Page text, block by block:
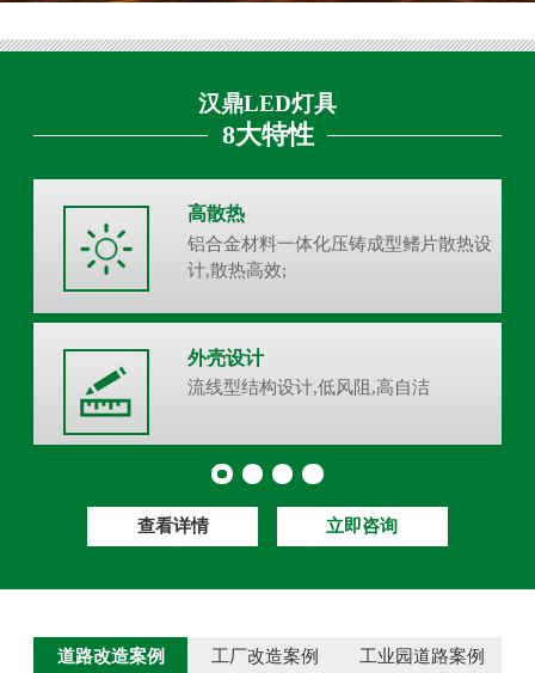
汉鼎LED灯具
8大特性
高散热
铝合金材料一体化压铸成型鳍片散热设
计,散热高效;
外壳设计
流线型结构设计,低风阻,高自洁
查看详情 立即咨询
道路改造案例 工厂改造案例 工业园道路案例